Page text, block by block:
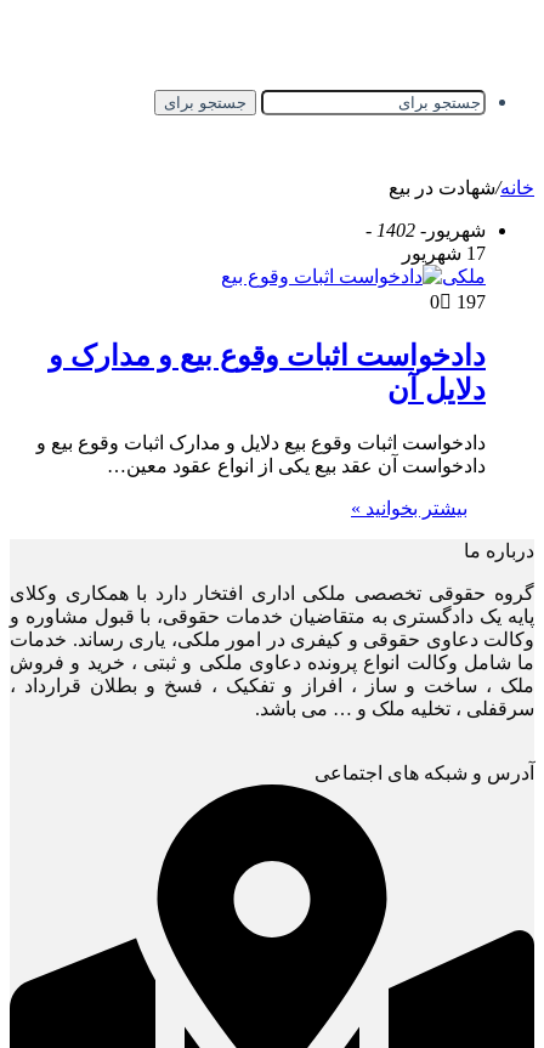
جستجو برای
خانه/شهادت در بیع
شهریور - 1402 -
17 شهریور
ملکی
0
197
دادخواست اثبات وقوع بیع و مدارک و
دلایل آن
دادخواست اثبات وقوع بیع دلایل و مدارک اثبات وقوع بیع و
دادخواست آن عقد بیع یکی از انواع عقود معین…
بیشتر بخوانید »
درباره ما
گروه حقوقی تخصصی ملکی اداری افتخار دارد با همکاری وکلای
پایه یک دادگستری به متقاضیان خدمات حقوقی، با قبول مشاوره و
وکالت دعاوی حقوقی و کیفری در امور ملکی، یاری رساند. خدمات
ما شامل وکالت انواع پرونده دعاوی ملکی و ثبتی ، خرید و فروش
ملک ، ساخت و ساز ، افراز و تفکیک ، فسخ و بطلان قرارداد ،
سرقفلی ، تخلیه ملک و … می باشد.
آدرس و شبکه های اجتماعی